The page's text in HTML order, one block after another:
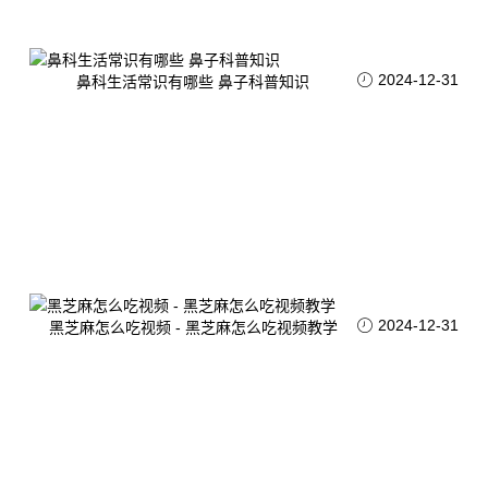
鼻科生活常识有哪些 鼻子科普知识 2024-12-31
黑芝麻怎么吃视频 - 黑芝麻怎么吃视频教学 2024-12-31